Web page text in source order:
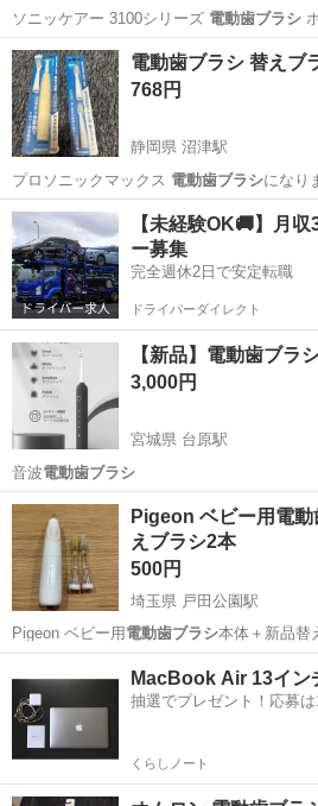
ソニッケアー 3100シリーズ 電動歯ブラシ
東京 八王子市 小宮駅 生活家電
電動歯ブラシ 替えブ
768円
静岡県 沼津駅
プロソニックマックス 電動歯ブラシになります。 購入
使…
静岡 沼津市 沼津駅 その他
【未経験OK🚚】月
ー募集
完全週休2日で安定転職
ドライバーダイレクト
【新品】電動歯ブラ
3,000円
宮城県 台原駅
音波電動歯ブラシ
宮城 仙台市 その他
Pigeon ベビー用電動歯ブラシ本体＋新品替
えブラシ2本
500円
埼玉県 戸田公園駅
Pigeon ベビー用 電動歯ブラシ本体＋新品替
ベビー
MacBook Air 13イ
抽選でプレゼント！応募は
くらしノート